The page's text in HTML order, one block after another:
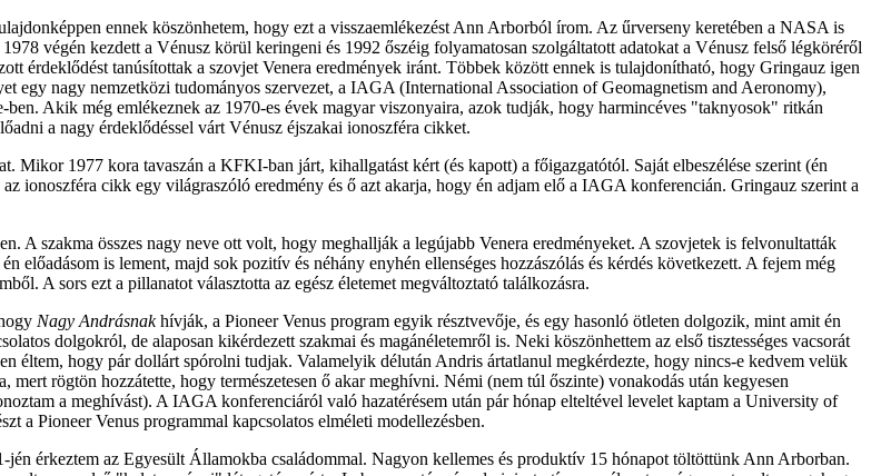
ennek köszönhetem, hogy ezt a visszaemlékezést Ann Arborból írom. Az űrverseny keretében a NASA is
végén kezdett a Vénusz körül keringeni és 1992 őszéig folyamatosan szolgáltatott adatokat a Vénusz felső légköréről
érdeklődést tanúsítottak a szovjet Venera eredmények iránt. Többek között ennek is tulajdonítható, hogy Gringauz igen
egy nagy nemzetközi tudományos szervezet, a IAGA (International Association of Geomagnetism and Aeronomy),
Akik még emlékeznek az 1970-es évek magyar viszonyaira, azok tudják, hogy harmincéves "taknyosok" ritkán
a nagy érdeklődéssel várt Vénusz éjszakai ionoszféra cikket.
Mikor 1977 kora tavaszán a KFKI-ban járt, kihallgatást kért (és kapott) a főigazgatótól. Saját elbeszélése szerint (én
ionoszféra cikk egy világraszóló eredmény és ő azt akarja, hogy én adjam elő a IAGA konferencián. Gringauz szerint a
A szakma összes nagy neve ott volt, hogy meghallják a legújabb Venera eredményeket. A szovjetek is felvonultatták
előadásom is lement, majd sok pozitív és néhány enyhén ellenséges hozzászólás és kérdés következett. A fejem még
A sors ezt a pillanatot választotta az egész életemet megváltoztató találkozásra.
Nagy Andrásnakhívják, a Pioneer Venus program egyik résztvevője, és egy hasonló ötleten dolgozik, mint amit én
dolgokról, de alaposan kikérdezett szakmai és magánéletemről is. Neki köszönhettem az első tisztességes vacsorát
éltem, hogy pár dollárt spórolni tudjak. Valamelyik délután Andris ártatlanul megkérdezte, hogy nincs-e kedvem velük
rögtön hozzátette, hogy természetesen ő akar meghívni. Némi (nem túl őszinte) vonakodás után kegyesen
a meghívást). A IAGA konferenciáról való hazatérésem után pár hónap elteltével levelet kaptam a University of
a Pioneer Venus programmal kapcsolatos elméleti modellezésben.
érkeztem az Egyesült Államokba családommal. Nagyon kellemes és produktív 15 hónapot töltöttünk Ann Arborban.